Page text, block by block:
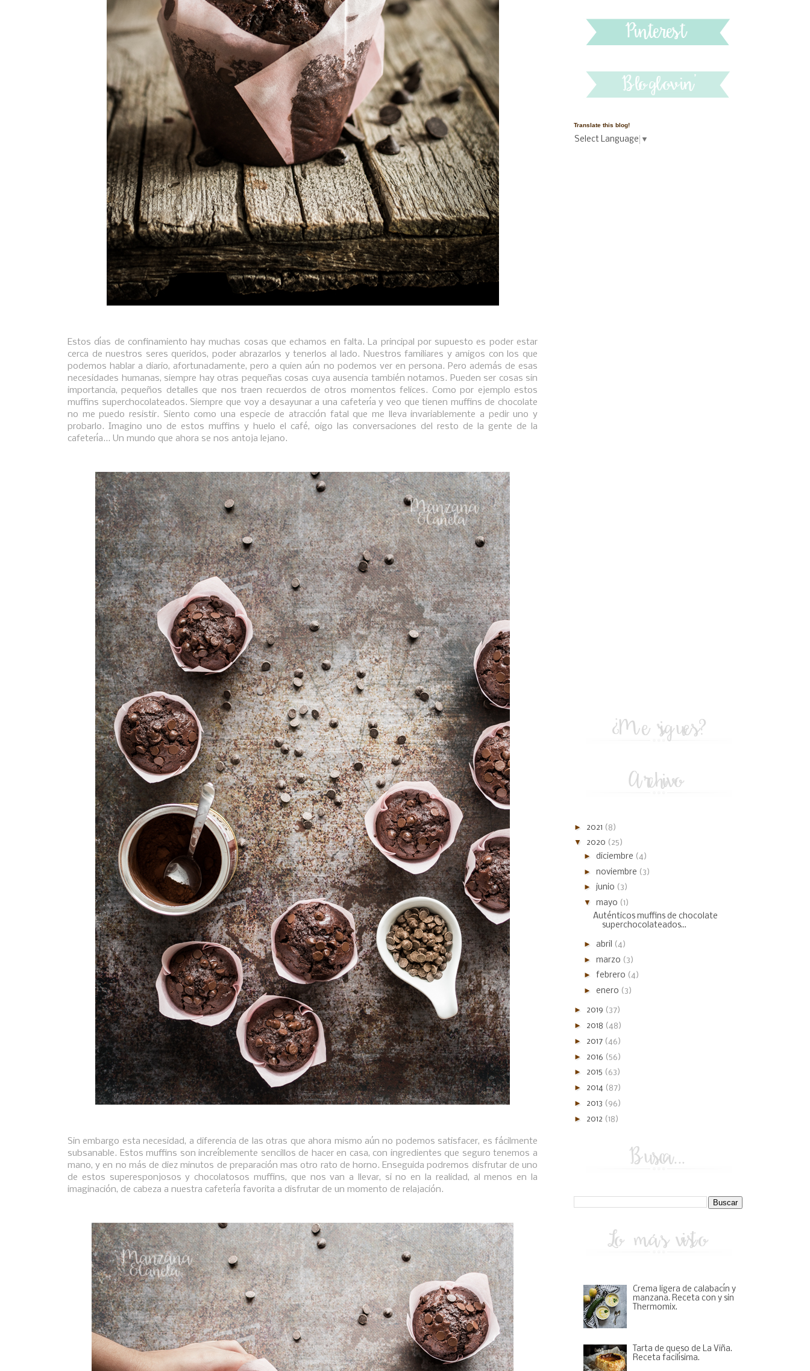
Estos días de confinamiento hay muchas cosas que echamos en falta. La principal por supuesto es poder estar
cerca de nuestros seres queridos, poder abrazarlos y tenerlos al lado. Nuestros familiares y amigos con los que
podemos hablar a diario, afortunadamente, pero a quien aún no podemos ver en persona. Pero además de esas
necesidades humanas, siempre hay otras pequeñas cosas cuya ausencia también notamos. Pueden ser cosas sin
importancia, pequeños detalles que nos traen recuerdos de otros momentos felices. Como por ejemplo estos
muffins superchocolateados. Siempre que voy a desayunar a una cafetería y veo que tienen muffins de chocolate
no me puedo resistir. Siento como una especie de atracción fatal que me lleva invariablemente a pedir uno y
probarlo. Imagino uno de estos muffins y huelo el café, oigo las conversaciones del resto de la gente de la
cafetería... Un mundo que ahora se nos antoja lejano.
Sin embargo esta necesidad, a diferencia de las otras que ahora mismo aún no podemos satisfacer, es fácilmente
subsanable. Estos muffins son increíblemente sencillos de hacer en casa, con ingredientes que seguro tenemos a
mano, y en no más de diez minutos de preparación mas otro rato de horno. Enseguida podremos disfrutar de uno
de estos superesponjosos y chocolatosos muffins, que nos van a llevar, si no en la realidad, al menos en la
imaginación, de cabeza a nuestra cafetería favorita a disfrutar de un momento de relajación.
Translate this blog!
Select Language ▼
► 2021 (8)
▼ 2020 (25)
► diciembre (4)
► noviembre (3)
► junio (3)
▼ mayo (1)
Auténticos muffins de chocolate
superchocolateados...
► abril (4)
► marzo (3)
► febrero (4)
► enero (3)
► 2019 (37)
► 2018 (48)
► 2017 (46)
► 2016 (56)
► 2015 (63)
► 2014 (87)
► 2013 (96)
► 2012 (18)
Crema ligera de calabacín y
manzana. Receta con y sin
Thermomix.
Tarta de queso de La Viña.
Receta facilísima.